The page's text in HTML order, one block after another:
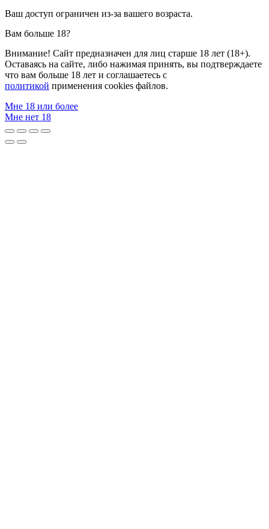
Ваш доступ ограничен из-за вашего возраста.
Вам больше 18?
Внимание! Сайт предназначен для лиц старше 18 лет (18+).
Оставаясь на сайте, либо нажимая принять, вы подтверждаете
что вам больше 18 лет и соглашаетесь с
политикой применения cookies файлов.
Мне 18 или более
Мне нет 18